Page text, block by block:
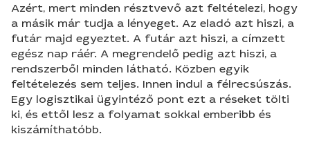
Azért, mert minden résztvevő azt feltételezi, hogy
a másik már tudja a lényeget. Az eladó azt hiszi, a
futár majd egyeztet. A futár azt hiszi, a címzett
egész nap ráér. A megrendelő pedig azt hiszi, a
rendszerből minden látható. Közben egyik
feltételezés sem teljes. Innen indul a félrecsúszás.
Egy logisztikai ügyintéző pont ezt a réseket tölti
ki, és ettől lesz a folyamat sokkal emberibb és
kiszámíthatóbb.